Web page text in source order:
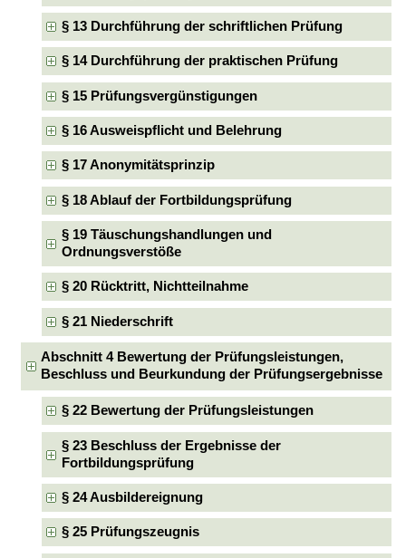
§ 13 Durchführung der schriftlichen Prüfung
§ 14 Durchführung der praktischen Prüfung
§ 15 Prüfungsvergünstigungen
§ 16 Ausweispflicht und Belehrung
§ 17 Anonymitätsprinzip
§ 18 Ablauf der Fortbildungsprüfung
§ 19 Täuschungshandlungen und
Ordnungsverstöße
§ 20 Rücktritt, Nichtteilnahme
§ 21 Niederschrift
Abschnitt 4 Bewertung der Prüfungsleistungen,
Beschluss und Beurkundung der Prüfungsergebnisse
§ 22 Bewertung der Prüfungsleistungen
§ 23 Beschluss der Ergebnisse der
Fortbildungsprüfung
§ 24 Ausbildereignung
§ 25 Prüfungszeugnis